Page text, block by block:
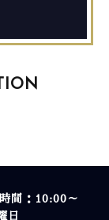
間：10:00～
日